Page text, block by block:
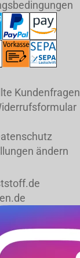
Kundenfragen
ändern